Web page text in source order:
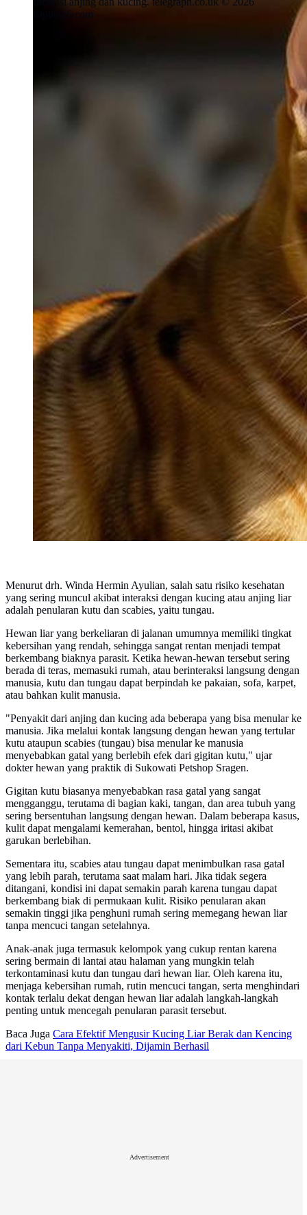
Liputan6.com
Menurut drh. Winda Hermin Ayulian, salah satu risiko kesehatan
yang sering muncul akibat interaksi dengan kucing atau anjing liar
adalah penularan kutu dan scabies, yaitu tungau.
Hewan liar yang berkeliaran di jalanan umumnya memiliki tingkat
kebersihan yang rendah, sehingga sangat rentan menjadi tempat
berkembang biaknya parasit. Ketika hewan-hewan tersebut sering
berada di teras, memasuki rumah, atau berinteraksi langsung dengan
manusia, kutu dan tungau dapat berpindah ke pakaian, sofa, karpet,
atau bahkan kulit manusia.
"Penyakit dari anjing dan kucing ada beberapa yang bisa menular ke
manusia. Jika melalui kontak langsung dengan hewan yang tertular
kutu ataupun scabies (tungau) bisa menular ke manusia
menyebabkan gatal yang berlebih efek dari gigitan kutu," ujar
dokter hewan yang praktik di Sukowati Petshop Sragen.
Gigitan kutu biasanya menyebabkan rasa gatal yang sangat
mengganggu, terutama di bagian kaki, tangan, dan area tubuh yang
sering bersentuhan langsung dengan hewan. Dalam beberapa kasus,
kulit dapat mengalami kemerahan, bentol, hingga iritasi akibat
garukan berlebihan.
Sementara itu, scabies atau tungau dapat menimbulkan rasa gatal
yang lebih parah, terutama saat malam hari. Jika tidak segera
ditangani, kondisi ini dapat semakin parah karena tungau dapat
berkembang biak di permukaan kulit. Risiko penularan akan
semakin tinggi jika penghuni rumah sering memegang hewan liar
tanpa mencuci tangan setelahnya.
Anak-anak juga termasuk kelompok yang cukup rentan karena
sering bermain di lantai atau halaman yang mungkin telah
terkontaminasi kutu dan tungau dari hewan liar. Oleh karena itu,
menjaga kebersihan rumah, rutin mencuci tangan, serta menghindari
kontak terlalu dekat dengan hewan liar adalah langkah-langkah
penting untuk mencegah penularan parasit tersebut.
Baca Juga Cara Efektif Mengusir Kucing Liar Berak dan Kencing
dari Kebun Tanpa Menyakiti, Dijamin Berhasil
Advertisement